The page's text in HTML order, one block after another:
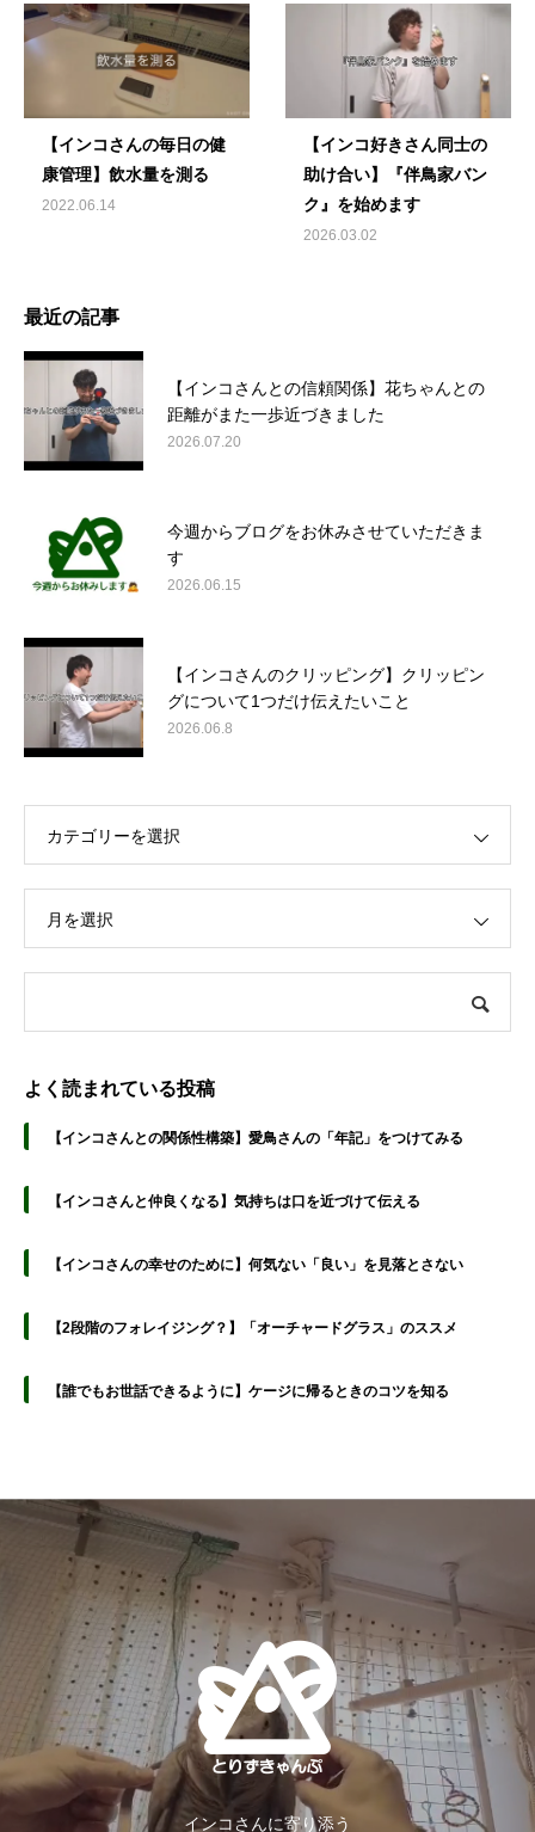
【インコさんの毎日の健
康管理】飲水量を測る
2022.06.14
【インコ好きさん同士の
助け合い】『伴鳥家バン
ク』を始めます
2026.03.02
最近の記事
【インコさんとの信頼関係】花ちゃんとの
距離がまた一歩近づきました
2026.07.20
今週からブログをお休みさせていただきま
す
2026.06.15
【インコさんのクリッピング】クリッピン
グについて1つだけ伝えたいこと
2026.06.8
カテゴリーを選択
月を選択
よく読まれている投稿
【インコさんとの関係性構築】愛鳥さんの「年記」をつけてみる
【インコさんと仲良くなる】気持ちは口を近づけて伝える
【インコさんの幸せのために】何気ない「良い」を見落とさない
【2段階のフォレイジング？】「オーチャードグラス」のススメ
【誰でもお世話できるように】ケージに帰るときのコツを知る
インコさんに寄り添う